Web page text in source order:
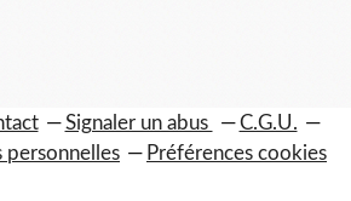
Signaler un abus
C.G.U.
personnelles
Préférences cookies